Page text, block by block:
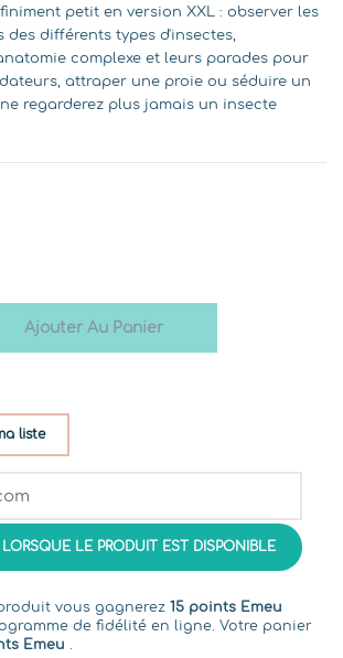
petit en version XXL : observer les
différents types d'insectes,
complexe et leurs parades pour
attraper une proie ou séduire un
regarderez plus jamais un insecte
Ajouter Au Panier
liste
LE PRODUIT EST DISPONIBLE
vous gagnerez 15 points Emeu
de fidélité en ligne. Votre panier
Emeu .